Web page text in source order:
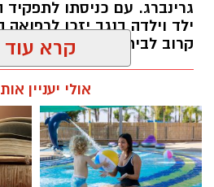
גרינברג. עם כניסתו
ילד וילדה בנגב יזכו
קרוב לבית".
קרא עוד
אולי יעניין